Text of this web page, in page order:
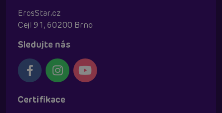
ErosStar.cz
Cejl 91, 60200 Brno
Sledujte nás
Certifikace